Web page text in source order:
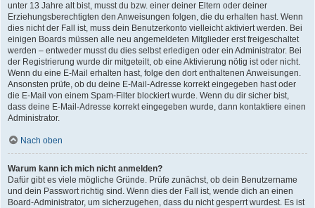
unter 13 Jahre alt bist, musst du bzw. einer deiner Eltern oder deiner
Erziehungsberechtigten den Anweisungen folgen, die du erhalten hast. Wenn
dies nicht der Fall ist, muss dein Benutzerkonto vielleicht aktiviert werden. Bei
einigen Boards müssen alle neu angemeldeten Mitglieder erst freigeschaltet
werden – entweder musst du dies selbst erledigen oder ein Administrator. Bei
der Registrierung wurde dir mitgeteilt, ob eine Aktivierung nötig ist oder nicht.
Wenn du eine E-Mail erhalten hast, folge den dort enthaltenen Anweisungen.
Ansonsten prüfe, ob du deine E-Mail-Adresse korrekt eingegeben hast oder
die E-Mail von einem Spam-Filter blockiert wurde. Wenn du dir sicher bist,
dass deine E-Mail-Adresse korrekt eingegeben wurde, dann kontaktiere einen
Administrator.
Nach oben
Warum kann ich mich nicht anmelden?
Dafür gibt es viele mögliche Gründe. Prüfe zunächst, ob dein Benutzername
und dein Passwort richtig sind. Wenn dies der Fall ist, wende dich an einen
Board-Administrator, um sicherzugehen, dass du nicht gesperrt wurdest. Es ist